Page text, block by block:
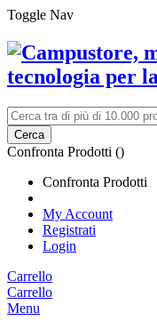
Toggle Nav
Cerca
Confronta Prodotti ()
Confronta Prodotti
My Account
Registrati
Login
Carrello
Carrello
Menu